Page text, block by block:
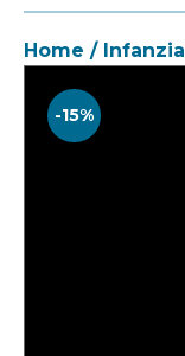
Home / Infanzia
-15%